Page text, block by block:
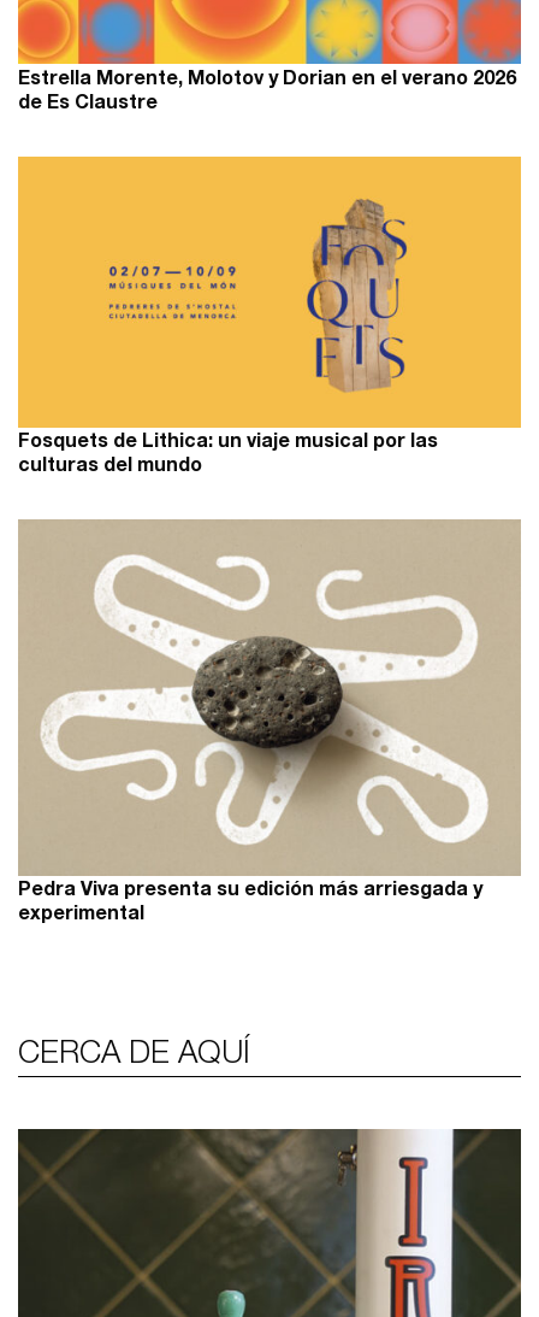
Estrella Morente, Molotov y Dorian en el verano 2026
de Es Claustre
Fosquets de Lithica: un viaje musical por las
culturas del mundo
Pedra Viva presenta su edición más arriesgada y
experimental
CERCA DE AQUÍ